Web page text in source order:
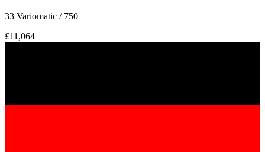
33 Variomatic / 750
£11,064